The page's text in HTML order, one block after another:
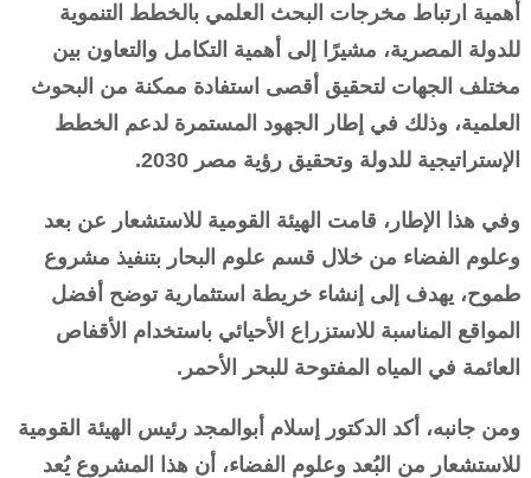
أهمية ارتباط مخرجات البحث العلمي بالخطط التنموية
للدولة المصرية، مشيرًا إلى أهمية التكامل والتعاون بين
مختلف الجهات لتحقيق أقصى استفادة ممكنة من البحوث
العلمية، وذلك في إطار الجهود المستمرة لدعم الخطط
الإستراتيجية للدولة وتحقيق رؤية مصر 2030.
وفي هذا الإطار، قامت الهيئة القومية للاستشعار عن بعد
وعلوم الفضاء من خلال قسم علوم البحار بتنفيذ مشروع
طموح، يهدف إلى إنشاء خريطة استثمارية توضح أفضل
المواقع المناسبة للاستزراع الأحيائي باستخدام الأقفاص
العائمة في المياه المفتوحة للبحر الأحمر.
ومن جانبه، أكد الدكتور إسلام أبوالمجد رئيس الهيئة القومية
للاستشعار من البُعد وعلوم الفضاء، أن هذا المشروع يُعد